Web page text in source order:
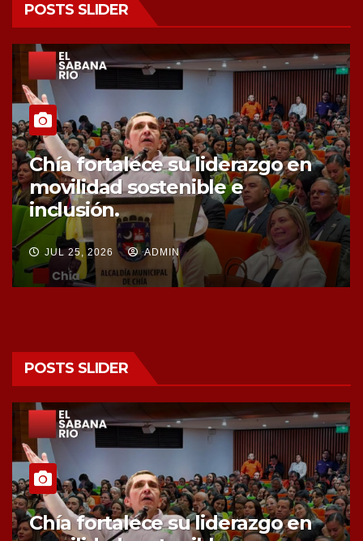
POSTS SLIDER
Chía fortalece su liderazgo en
movilidad sostenible e
inclusión.
JUL 25, 2026 ADMIN
POSTS SLIDER
Chía fortalece su liderazgo en